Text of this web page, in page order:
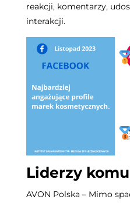
reakcji, komentarzy,
interakcji.
Liderzy
AVON Polska – Mimo